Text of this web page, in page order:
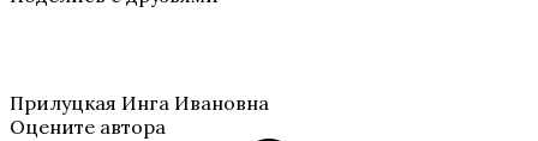
Прилуцкая Инга Ивановна
Оцените автора